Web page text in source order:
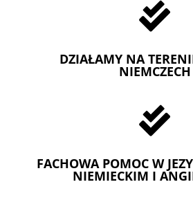

DZIAŁAMY NA
NIEMCZECH

FACHOWA POMOC W
NIEMIECKIM I